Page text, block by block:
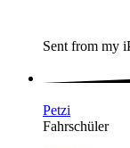
Sent from my
Petzi
Fahrschüler